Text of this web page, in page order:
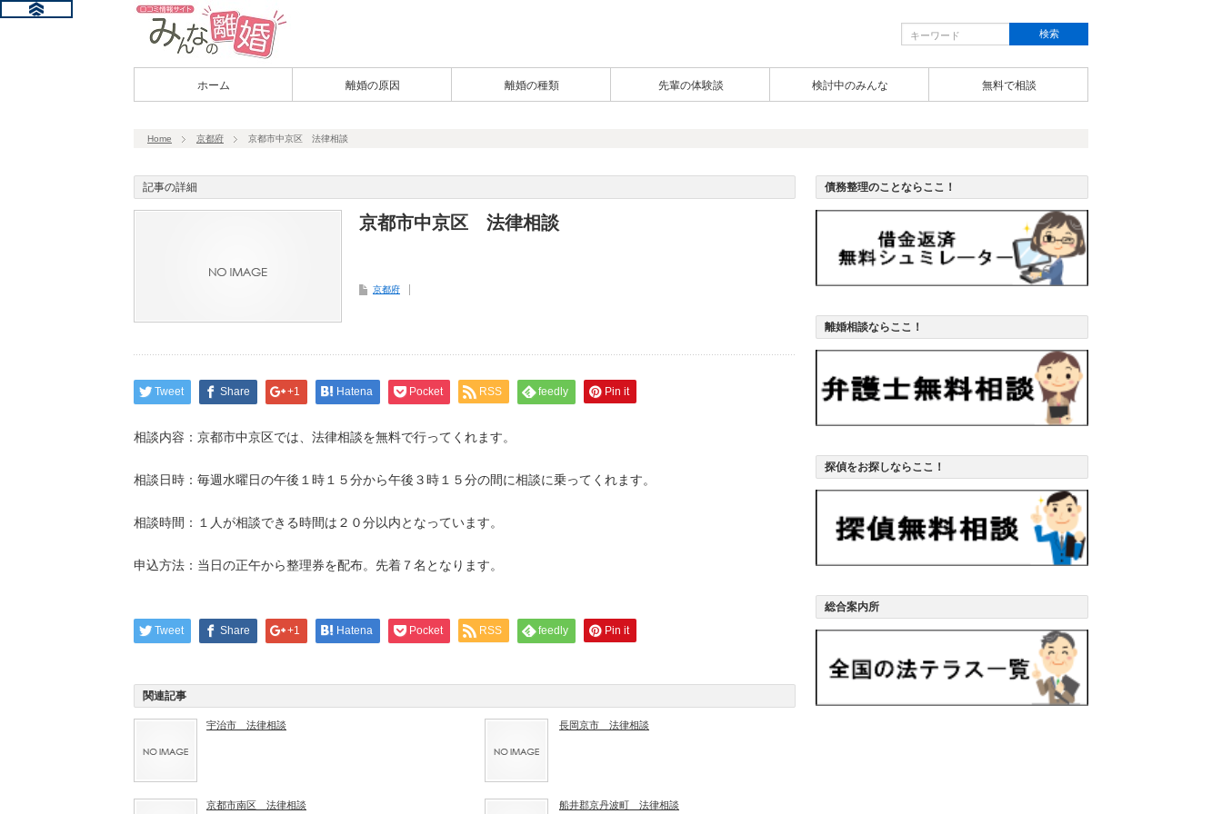
ホーム 離婚の原因 離婚の種類 先輩の体験談 検討中のみんな 無料で相談
Home 京都府 京都市中京区 法律相談
記事の詳細
京都市中京区 法律相談
京都府
Tweet Share +1 Hatena Pocket RSS feedly Pin it
相談内容：京都市中京区では、法律相談を無料で行ってくれます。
相談日時：毎週水曜日の午後１時１５分から午後３時１５分の間に相談に乗ってくれます。
相談時間：１人が相談できる時間は２０分以内となっています。
申込方法：当日の正午から整理券を配布。先着７名となります。
Tweet Share +1 Hatena Pocket RSS feedly Pin it
関連記事
宇治市 法律相談 長岡京市 法律相談
京都市南区 法律相談 船井郡京丹波町 法律相談
債務整理のことならここ！
離婚相談ならここ！
探偵をお探しならここ！
総合案内所